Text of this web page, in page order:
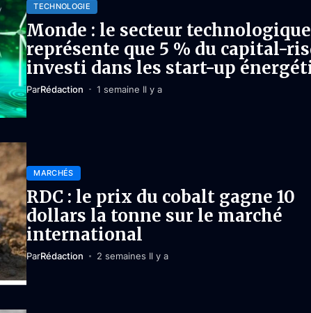
TECHNOLOGIE
Monde : le secteur
représente que 5 % du capital-
investi dans les start-up
ParRédaction 1 semaine Il y a
MARCHÉS
RDC : le prix du cobalt gagne 10
dollars la tonne sur le marché
international
ParRédaction 2 semaines Il y a